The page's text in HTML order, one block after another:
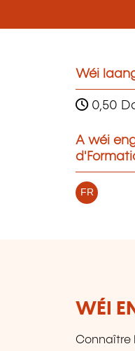
Wéi
0,50
A wéi
FR
WÉI
Connaître